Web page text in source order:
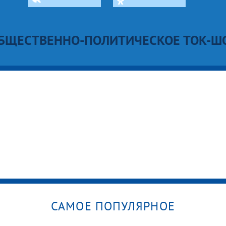
ПОЛИТИЧЕСКОЕ ТОК-
САМОЕ ПОПУЛЯРНОЕ